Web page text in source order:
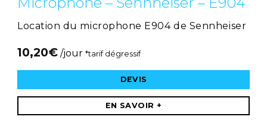
Location du microphone E904 de Sennheiser
10,20€ /jour *tarif dégressif
DEVIS
EN SAVOIR +